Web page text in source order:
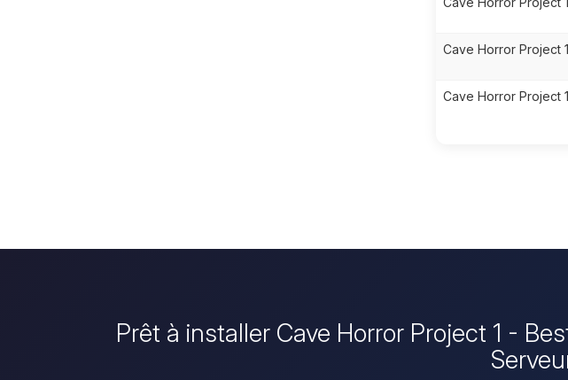
Cave Horror Project
Cave Horror Project
Prêt à installer Cave Horror Project 1 -